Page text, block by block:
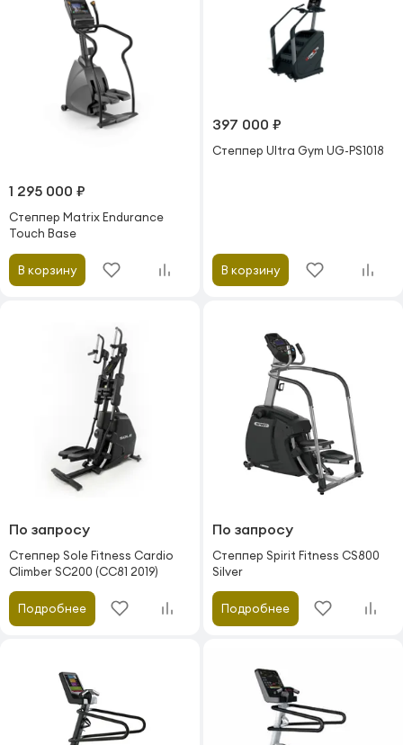
1 295 000 ₽
Степпер Matrix Endurance
Touch Base
В корзину
397 000 ₽
Степпер Ultra Gym UG-PS1018
В корзину
По запросу
Степпер Sole Fitness Cardio
Climber SC200 (CC81 2019)
Подробнее
По запросу
Степпер Spirit Fitness CS800
Silver
Подробнее